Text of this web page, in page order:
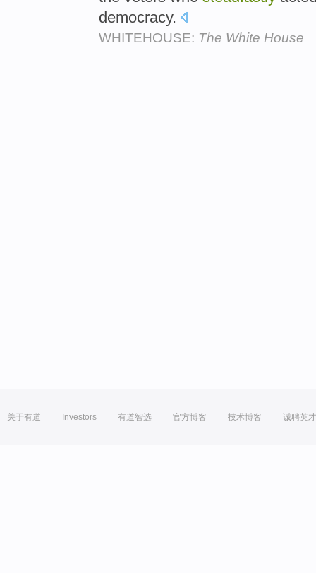
democracy.
WHITEHOUSE: The White House
关于有道 Investors 有道智选 官方博客 技术博客 诚聘英才